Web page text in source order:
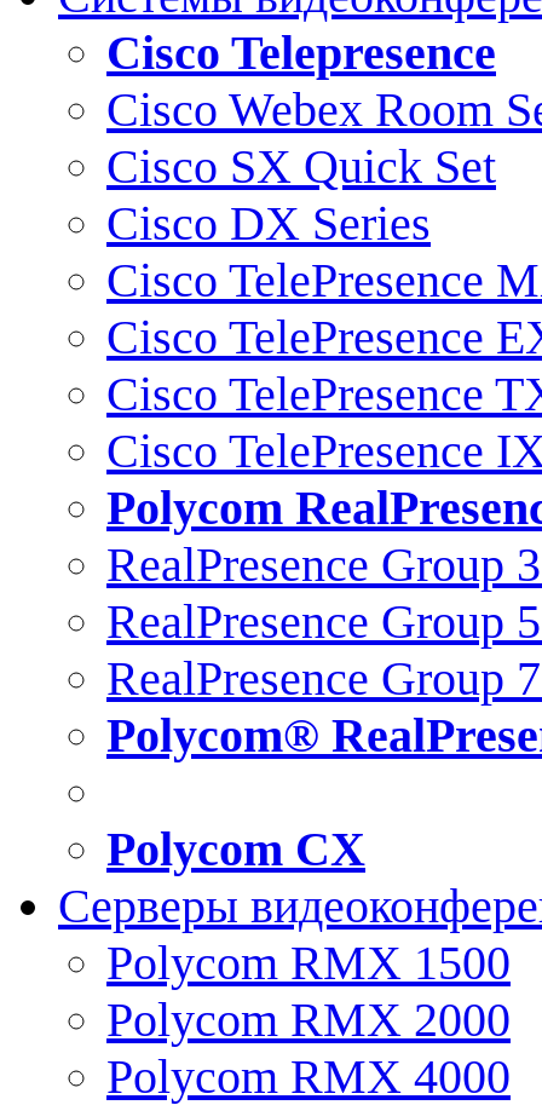
Cisco Telepresence
Cisco Webex Room
Cisco SX Quick Set
Cisco DX Series
Cisco TelePresence
Cisco TelePresence
Cisco TelePresence
Cisco TelePresence
Polycom
RealPresence Group
RealPresence Group
RealPresence Group
Polycom®
Polycom CX
Серверы
Polycom RMX 1500
Polycom RMX 2000
Polycom RMX 4000